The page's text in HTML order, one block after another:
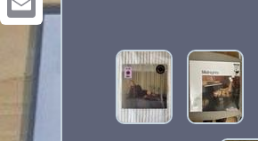
Email